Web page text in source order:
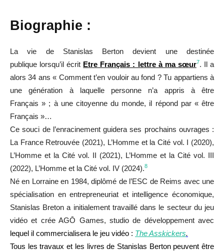
Biographie :
La vie de Stanislas Berton devient une destinée
publique lorsqu’il écrit Etre Français : lettre à ma sœur7. Il a
alors 34 ans « Comment t’en vouloir au fond ? Tu appartiens à
une génération à laquelle personne n’a appris à être
Français » ; à une citoyenne du monde, il répond par « être
Français »…
Ce souci de l’enracinement guidera ses prochains ouvrages :
La France Retrouvée (2021), L’Homme et la Cité vol. I (2020),
L’Homme et la Cité vol. II (2021), L’Homme et la Cité vol. III
(2022), L’Homme et la Cité vol. IV (2024).8
Né en Lorraine en 1984, diplômé de l’ESC de Reims avec une
spécialisation en entrepreneuriat et intelligence économique,
Stanislas Breton a initialement travaillé dans le secteur du jeu
vidéo et crée AGŌ Games, studio de développement avec
lequel il commercialisera le jeu vidéo : The Asskickers.
Tous les travaux et les livres de Stanislas Berton peuvent être